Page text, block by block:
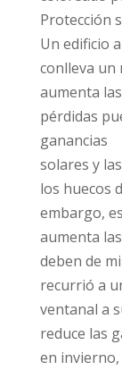
Protección
Un edificio
conlleva un
aumenta
pérdidas
ganancias
solares y
los huecos
embargo,
aumenta
deben de
recurrió a
ventanal a
reduce las
en